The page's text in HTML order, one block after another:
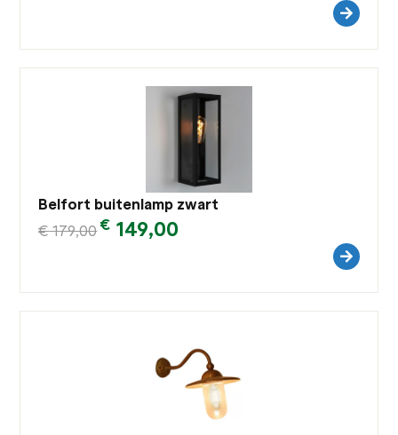
Belfort buitenlamp zwart
€179,00€ 149,00